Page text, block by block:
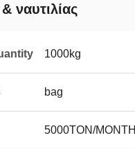
ναυτιλίας
1000kg
bag
5000TON/MONTH